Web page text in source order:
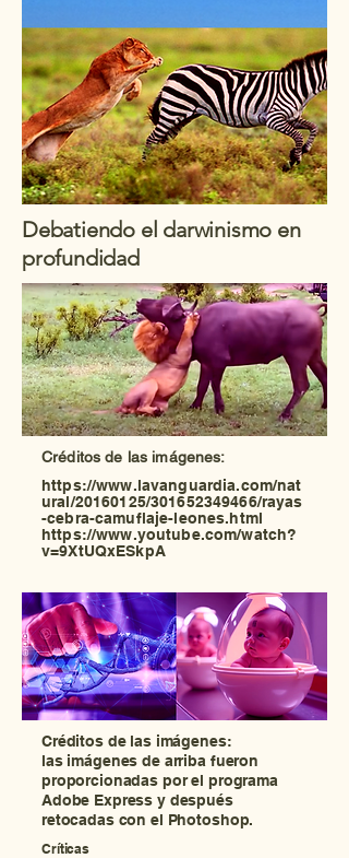
Debatiendo el darwinismo en
profundidad
Créditos de las imágenes:
https://www.lavanguardia.com/nat
ural/20160125/301652349466/rayas
-cebra-camuflaje-leones.html
https://www.youtube.com/watch?
v=9XtUQxESkpA
Créditos de las imágenes:
las imágenes de arriba fueron
proporcionadas por el programa
Adobe Express y después
retocadas con el Photoshop.
Críticas